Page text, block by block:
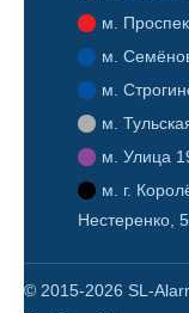
Улица
г.
Нестеренко,
© 2015-2026 SL-